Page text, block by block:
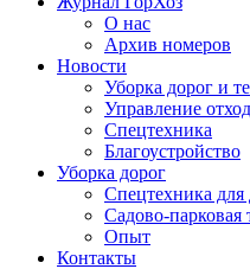
О нас
Архив номеров
Новости
Уборка дорог и
Управление
Спецтехника
Благоустройство
Уборка дорог
Спецтехника для
Садово-парковая
Опыт
Контакты